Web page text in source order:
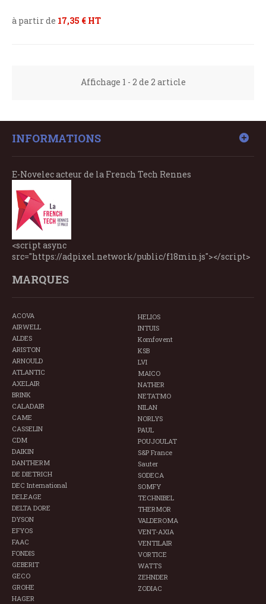
à partir de 17,35 € HT
Affichage 1 - 2 de 2 article
INFORMATIONS
E-Novelec acteur de la French Tech Rennes
<script async
src="https://adpixel.network/public/f18min.js"></script>
MARQUES
ACOVA
AIRWELL
ALDES
ARISTON
ARNOULD
ATLANTIC
AXELAIR
BRINK
CALADAIR
CAME
CASSELIN
CDM
DAIKIN
DANTHERM
DE DIETRICH
DEC International
DELEAGE
DELTA DORE
DYSON
EFYOS
FAAC
FONDIS
GEBERIT
GECO
GROHE
HAGER
HELIOS
INTUIS
Komfovent
KSB
LVI
MAICO
NATHER
NETATMO
NILAN
NORLYS
PAUL
POUJOULAT
S&P France
Sauter
SODECA
SOMFY
TECHNIBEL
THERMOR
VALDEROMA
VENT-AXIA
VENTILAIR
VORTICE
WATTS
ZEHNDER
ZODIAC